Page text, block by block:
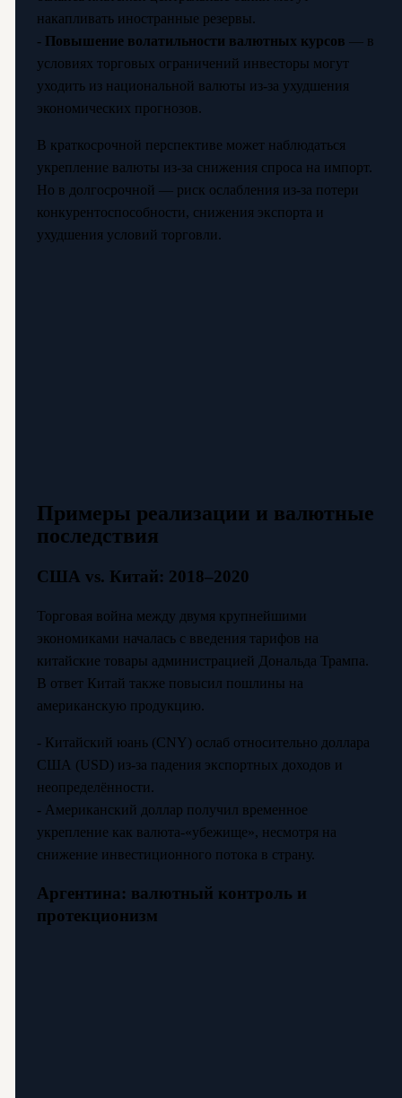
накапливать иностранные резервы.
- Повышение волатильности валютных курсов — в
условиях торговых ограничений инвесторы могут
уходить из национальной валюты из-за ухудшения
экономических прогнозов.
В краткосрочной перспективе может наблюдаться
укрепление валюты из-за снижения спроса на импорт.
Но в долгосрочной — риск ослабления из-за потери
конкурентоспособности, снижения экспорта и
ухудшения условий торговли.
Примеры реализации и валютные
последствия
США vs. Китай: 2018–2020
Торговая война между двумя крупнейшими
экономиками началась с введения тарифов на
китайские товары администрацией Дональда Трампа.
В ответ Китай также повысил пошлины на
американскую продукцию.
- Китайский юань (CNY) ослаб относительно доллара
США (USD) из-за падения экспортных доходов и
неопределённости.
- Американский доллар получил временное
укрепление как валюта-«убежище», несмотря на
снижение инвестиционного потока в страну.
Аргентина: валютный контроль и
протекционизм